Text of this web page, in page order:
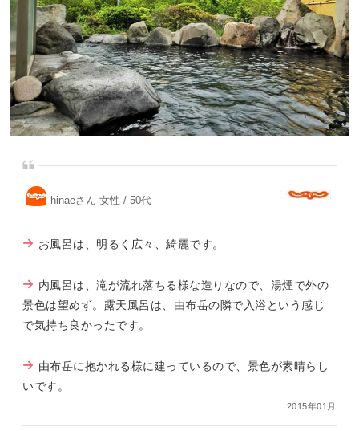
hinaeさん 女性 / 50代
お風呂は、明るく広々、綺麗です。
内風呂は、滝が流れ落ちる様な造りなので、湯煙で外の
景色は望めず。露天風呂は、由布岳の隣で入浴という感じ
で気持ち良かったです。
由布岳に抱かれる様に建っているので、景色が素晴らし
いです。
2015年01月